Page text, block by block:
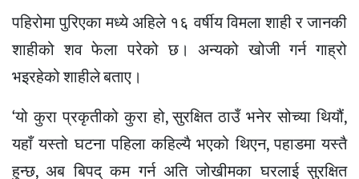
पहिरोमा पुरिएका मध्ये अहिले १६ वर्षीय विमला शाही र जानकी
शाहीको शव फेला परेको छ। अन्यको खोजी गर्न गाह्रो
भइरहेको शाहीले बताए।
‘यो कुरा प्रकृतीको कुरा हो, सुरक्षित ठाउँ भनेर सोच्या थियौं,
यहाँ यस्तो घटना पहिला कहिल्यै भएको थिएन, पहाडमा यस्तै
हुन्छ, अब बिपद् कम गर्न अति जोखीमका घरलाई सुरक्षित